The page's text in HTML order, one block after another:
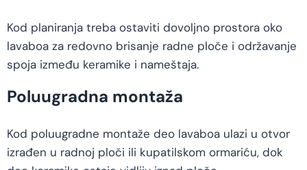
Kod planiranja treba ostaviti dovoljno prostora oko
lavaboa za redovno brisanje radne ploče i održavanje
spoja između keramike i nameštaja.
Poluugradna montaža
Kod poluugradne montaže deo lavaboa ulazi u otvor
izrađen u radnoj ploči ili kupatilskom ormariću, dok